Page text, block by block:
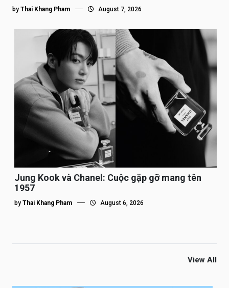
by Thai Khang Pham August 7, 2026
Jung Kook và Chanel: Cuộc gặp gỡ mang tên
1957
by Thai Khang Pham August 6, 2026
View All